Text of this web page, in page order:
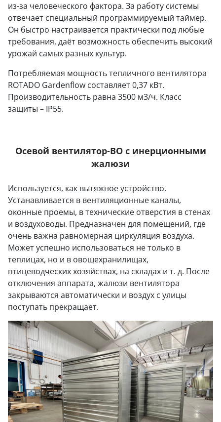
из-за человеческого фактора. За работу системы
отвечает специальный программируемый таймер.
Он быстро настраивается практически под любые
требования, даёт возможность обеспечить высокий
урожай самых разных культур.
Потребляемая мощность тепличного вентилятора
ROTADO Gardenflow составляет 0,37 кВт.
Производительность равна 3500 м3/ч. Класс
защиты – IP55.
Осевой вентилятор-ВО с инерционными
жалюзи
Используется, как вытяжное устройство.
Устанавливается в вентиляционные каналы,
оконные проемы, в технические отверстия в стенах
и воздуховоды. Предназначен для помещений, где
очень важна равномерная циркуляция воздуха.
Может успешно использоваться не только в
теплицах, но и в овощехранилищах,
птицеводческих хозяйствах, на складах и т. д. После
отключения аппарата, жалюзи вентилятора
закрываются автоматически и воздух с улицы
поступать прекращает.